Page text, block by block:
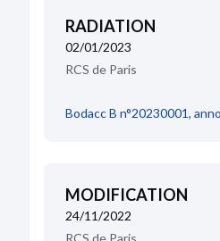
RADIATION
02/01/2023
RCS de Paris
Bodacc B n°20230001,
MODIFICATION
24/11/2022
RCS de Paris